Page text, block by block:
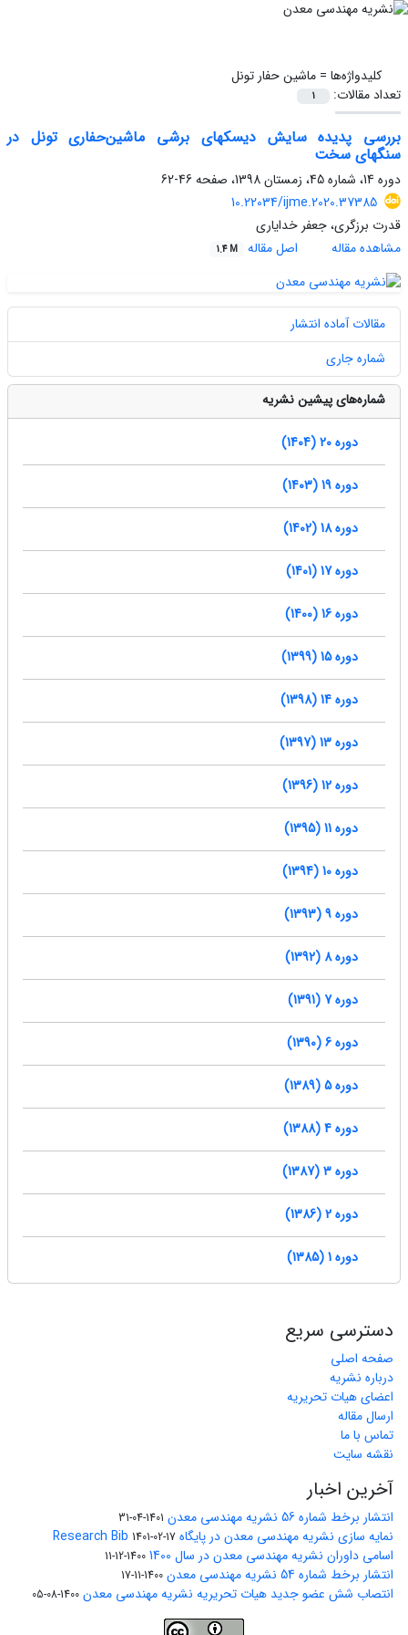
کلیدواژه‌ها =ماشین حفار تونل
تعداد مقالات:
1
بررسی پدیده سایش دیسکهای برشی ماشین‌حفاری تونل در
سنگهای سخت
دوره 14، شماره 45، زمستان 1398، صفحه
46-62
10.22034/ijme.2020.37385
قدرت برزگری، جعفر خدایاری
مشاهده مقاله
اصل مقاله 1.4 M
مقالات آماده انتشار
شماره جاری
شماره‌های پیشین نشریه
دوره 20 (1404)
دوره 19 (1403)
دوره 18 (1402)
دوره 17 (1401)
دوره 16 (1400)
دوره 15 (1399)
دوره 14 (1398)
دوره 13 (1397)
دوره 12 (1396)
دوره 11 (1395)
دوره 10 (1394)
دوره 9 (1393)
دوره 8 (1392)
دوره 7 (1391)
دوره 6 (1390)
دوره 5 (1389)
دوره 4 (1388)
دوره 3 (1387)
دوره 2 (1386)
دوره 1 (1385)
دسترسی سریع
صفحه اصلی
درباره نشریه
اعضای هیات تحریریه
ارسال مقاله
تماس با ما
نقشه سایت
آخرین اخبار
انتشار برخط شماره 56 نشریه مهندسی معدن 1401-04-31
نمایه سازی نشریه مهندسی معدن در پایگاه Research Bib 1401-02-17
اسامی داوران نشریه مهندسی معدن در سال 1400 1400-12-11
انتشار برخط شماره 54 نشریه مهندسی معدن 1400-11-17
انتصاب شش عضو جدید هیات تحریریه نشریه مهندسی معدن 1400-08-05